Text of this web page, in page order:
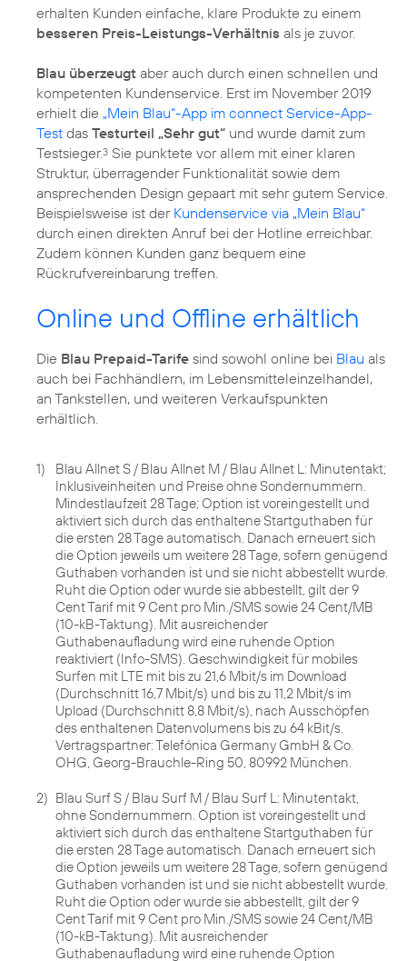
erhalten Kunden einfache, klare Produkte zu einem
besseren Preis-Leistungs-Verhältnis als je zuvor.
Blau überzeugt aber auch durch einen schnellen und
kompetenten Kundenservice. Erst im November 2019
erhielt die „Mein Blau“-App im connect Service-App-
Test das Testurteil „Sehr gut“ und wurde damit zum
Testsieger.3 Sie punktete vor allem mit einer klaren
Struktur, überragender Funktionalität sowie dem
ansprechenden Design gepaart mit sehr gutem Service.
Beispielsweise ist der Kundenservice via „Mein Blau“
durch einen direkten Anruf bei der Hotline erreichbar.
Zudem können Kunden ganz bequem eine
Rückrufvereinbarung treffen.
Online und Offline erhältlich
Die Blau Prepaid-Tarife sind sowohl online bei Blau als
auch bei Fachhändlern, im Lebensmitteleinzelhandel,
an Tankstellen, und weiteren Verkaufspunkten
erhältlich.
1)
Blau Allnet S / Blau Allnet M / Blau Allnet L: Minutentakt;
Inklusiveinheiten und Preise ohne Sondernummern.
Mindestlaufzeit 28 Tage; Option ist voreingestellt und
aktiviert sich durch das enthaltene Startguthaben für
die ersten 28 Tage automatisch. Danach erneuert sich
die Option jeweils um weitere 28 Tage, sofern genügend
Guthaben vorhanden ist und sie nicht abbestellt wurde.
Ruht die Option oder wurde sie abbestellt, gilt der 9
Cent Tarif mit 9 Cent pro Min./SMS sowie 24 Cent/MB
(10-kB-Taktung). Mit ausreichender
Guthabenaufladung wird eine ruhende Option
reaktiviert (Info-SMS). Geschwindigkeit für mobiles
Surfen mit LTE mit bis zu 21,6 Mbit/s im Download
(Durchschnitt 16,7 Mbit/s) und bis zu 11,2 Mbit/s im
Upload (Durchschnitt 8,8 Mbit/s), nach Ausschöpfen
des enthaltenen Datenvolumens bis zu 64 kBit/s.
Vertragspartner: Telefónica Germany GmbH & Co.
OHG, Georg-Brauchle-Ring 50, 80992 München.
2) Blau Surf S / Blau Surf M / Blau Surf L: Minutentakt,
ohne Sondernummern. Option ist voreingestellt und
aktiviert sich durch das enthaltene Startguthaben für
die ersten 28 Tage automatisch. Danach erneuert sich
die Option jeweils um weitere 28 Tage, sofern genügend
Guthaben vorhanden ist und sie nicht abbestellt wurde.
Ruht die Option oder wurde sie abbestellt, gilt der 9
Cent Tarif mit 9 Cent pro Min./SMS sowie 24 Cent/MB
(10-kB-Taktung). Mit ausreichender
Guthabenaufladung wird eine ruhende Option